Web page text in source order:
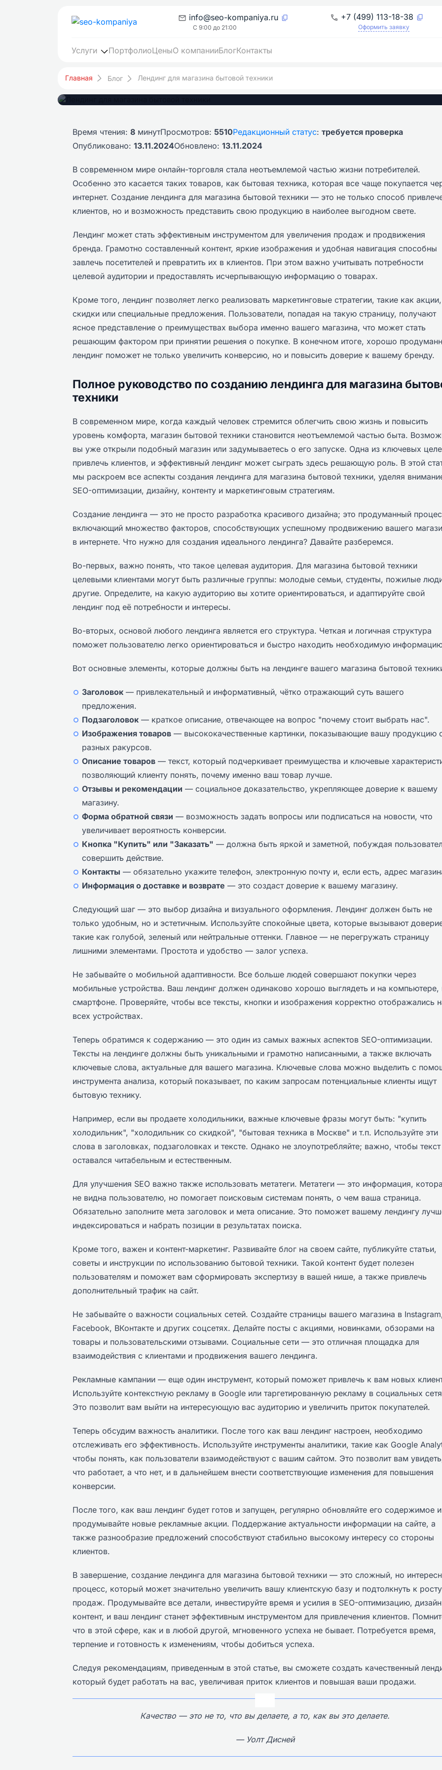
info@seo-kompaniya.ru
С 9:00 до 21:00
+7 (499) 113-18-38
Оформить заявку
Услуги ПортфолиоЦеныО компанииБлогКонтакты
Главная Блог Лендинг для магазина бытовой техники
Лендинг для магазина бытовой техники
Время чтения: 8 минутПросмотров: 5510Редакционный статус: требуется проверка
Опубликовано: 13.11.2024Обновлено: 13.11.2024
В современном мире онлайн-торговля стала неотъемлемой частью жизни потребителей.
Особенно это касается таких товаров, как бытовая техника, которая все чаще покупается
интернет. Создание лендинга для магазина бытовой техники — это не только способ
клиентов, но и возможность представить свою продукцию в наиболее выгодном свете.
Лендинг может стать эффективным инструментом для увеличения продаж и продвижения
бренда. Грамотно составленный контент, яркие изображения и удобная навигация способны
завлечь посетителей и превратить их в клиентов. При этом важно учитывать потребности
целевой аудитории и предоставлять исчерпывающую информацию о товарах.
Кроме того, лендинг позволяет легко реализовать маркетинговые стратегии, такие как акции,
скидки или специальные предложения. Пользователи, попадая на такую страницу, получают
ясное представление о преимуществах выбора именно вашего магазина, что может стать
решающим фактором при принятии решения о покупке. В конечном итоге, хорошо
лендинг поможет не только увеличить конверсию, но и повысить доверие к вашему бренду.
Полное руководство по созданию лендинга для магазина
техники
В современном мире, когда каждый человек стремится облегчить свою жизнь и повысить
уровень комфорта, магазин бытовой техники становится неотъемлемой частью быта.
вы уже открыли подобный магазин или задумываетесь о его запуске. Одна из ключевых
привлечь клиентов, и эффективный лендинг может сыграть здесь решающую роль. В этой
мы раскроем все аспекты создания лендинга для магазина бытовой техники, уделяя
SEO-оптимизации, дизайну, контенту и маркетинговым стратегиям.
Создание лендинга — это не просто разработка красивого дизайна; это продуманный
включающий множество факторов, способствующих успешному продвижению вашего
в интернете. Что нужно для создания идеального лендинга? Давайте разберемся.
Во-первых, важно понять, что такое целевая аудитория. Для магазина бытовой техники
целевыми клиентами могут быть различные группы: молодые семьи, студенты, пожилые
другие. Определите, на какую аудиторию вы хотите ориентироваться, и адаптируйте свой
лендинг под её потребности и интересы.
Во-вторых, основой любого лендинга является его структура. Четкая и логичная структура
поможет пользователю легко ориентироваться и быстро находить необходимую
Вот основные элементы, которые должны быть на лендинге вашего магазина бытовой
Заголовок — привлекательный и информативный, чётко отражающий суть вашего
предложения.
Подзаголовок — краткое описание, отвечающее на вопрос "почему стоит выбрать нас".
Изображения товаров — высококачественные картинки, показывающие вашу продукцию
разных ракурсов.
Описание товаров — текст, который подчеркивает преимущества и ключевые
позволяющий клиенту понять, почему именно ваш товар лучше.
Отзывы и рекомендации — социальное доказательство, укрепляющее доверие к вашему
магазину.
Форма обратной связи — возможность задать вопросы или подписаться на новости, что
увеличивает вероятность конверсии.
Кнопка "Купить" или "Заказать" — должна быть яркой и заметной, побуждая
совершить действие.
Контакты — обязательно укажите телефон, электронную почту и, если есть, адрес
Информация о доставке и возврате — это создаст доверие к вашему магазину.
Следующий шаг — это выбор дизайна и визуального оформления. Лендинг должен быть не
только удобным, но и эстетичным. Используйте спокойные цвета, которые вызывают
такие как голубой, зеленый или нейтральные оттенки. Главное — не перегружать страницу
лишними элементами. Простота и удобство — залог успеха.
Не забывайте о мобильной адаптивности. Все больше людей совершают покупки через
мобильные устройства. Ваш лендинг должен одинаково хорошо выглядеть и на компьютере,
смартфоне. Проверяйте, чтобы все тексты, кнопки и изображения корректно отображались
всех устройствах.
Теперь обратимся к содержанию — это один из самых важных аспектов SEO-оптимизации.
Тексты на лендинге должны быть уникальными и грамотно написанными, а также включать
ключевые слова, актуальные для вашего магазина. Ключевые слова можно выделить с
инструмента анализа, который показывает, по каким запросам потенциальные клиенты ищут
бытовую технику.
Например, если вы продаете холодильники, важные ключевые фразы могут быть: "купить
холодильник", "холодильник со скидкой", "бытовая техника в Москве" и т.п. Используйте эти
слова в заголовках, подзаголовках и тексте. Однако не злоупотребляйте; важно, чтобы текст
оставался читабельным и естественным.
Для улучшения SEO важно также использовать метатеги. Метатеги — это информация,
не видна пользователю, но помогает поисковым системам понять, о чем ваша страница.
Обязательно заполните мета заголовок и мета описание. Это поможет вашему лендингу
индексироваться и набрать позиции в результатах поиска.
Кроме того, важен и контент-маркетинг. Развивайте блог на своем сайте, публикуйте статьи,
советы и инструкции по использованию бытовой техники. Такой контент будет полезен
пользователям и поможет вам сформировать экспертизу в вашей нише, а также привлечь
дополнительный трафик на сайт.
Не забывайте о важности социальных сетей. Создайте страницы вашего магазина в
Facebook, ВКонтакте и других соцсетях. Делайте посты с акциями, новинками, обзорами на
товары и пользовательскими отзывами. Социальные сети — это отличная площадка для
взаимодействия с клиентами и продвижения вашего лендинга.
Рекламные кампании — еще один инструмент, который поможет привлечь к вам новых
Используйте контекстную рекламу в Google или таргетированную рекламу в социальных
Это позволит вам выйти на интересующую вас аудиторию и увеличить приток покупателей.
Теперь обсудим важность аналитики. После того как ваш лендинг настроен, необходимо
отслеживать его эффективность. Используйте инструменты аналитики, такие как Google
чтобы понять, как пользователи взаимодействуют с вашим сайтом. Это позволит вам
что работает, а что нет, и в дальнейшем внести соответствующие изменения для повышения
конверсии.
После того, как ваш лендинг будет готов и запущен, регулярно обновляйте его содержимое и
продумывайте новые рекламные акции. Поддержание актуальности информации на сайте, а
также разнообразие предложений способствуют стабильно высокому интересу со стороны
клиентов.
В завершение, создание лендинга для магазина бытовой техники — это сложный, но
процесс, который может значительно увеличить вашу клиентскую базу и подтолкнуть к росту
продаж. Продумывайте все детали, инвестируйте время и усилия в SEO-оптимизацию,
контент, и ваш лендинг станет эффективным инструментом для привлечения клиентов.
что в этой сфере, как и в любой другой, мгновенного успеха не бывает. Потребуется время,
терпение и готовность к изменениям, чтобы добиться успеха.
Следуя рекомендациям, приведенным в этой статье, вы сможете создать качественный
который будет работать на вас, увеличивая приток клиентов и повышая ваши продажи.
Качество — это не то, что вы делаете, а то, как вы это делаете.
— Уолт Дисней